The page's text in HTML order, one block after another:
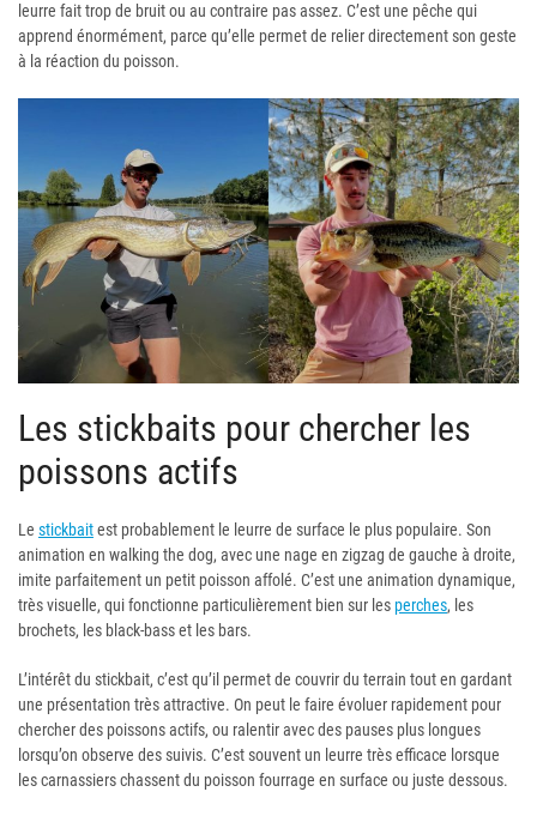
leurre fait trop de bruit ou au contraire pas assez. C’est une pêche qui
apprend énormément, parce qu’elle permet de relier directement son geste
à la réaction du poisson.
Les stickbaits pour chercher les
poissons actifs
Le stickbaitest probablement le leurre de surface le plus populaire. Son
animation en walking the dog, avec une nage en zigzag de gauche à droite,
imite parfaitement un petit poisson affolé. C’est une animation dynamique,
très visuelle, qui fonctionne particulièrement bien sur lesperches, les
brochets, les black-bass et les bars.
L’intérêt du stickbait, c’est qu’il permet de couvrir du terrain tout en gardant
une présentation très attractive. On peut le faire évoluer rapidement pour
chercher des poissons actifs, ou ralentir avec des pauses plus longues
lorsqu’on observe des suivis. C’est souvent un leurre très efficace lorsque
les carnassiers chassent du poisson fourrage en surface ou juste dessous.